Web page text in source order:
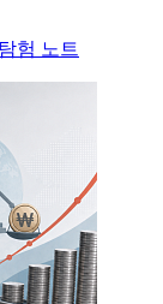
험 노트